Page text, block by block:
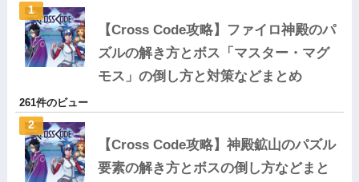
【Cross Code攻略】ファイロ神殿のパ
ズルの解き方とボス「マスター・マグ
モス」の倒し方と対策などまとめ
261件のビュー
【Cross Code攻略】神殿鉱山のパズル
要素の解き方とボスの倒し方などまと